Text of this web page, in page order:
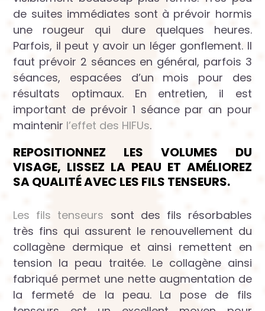
de suites immédiates sont à prévoir hormis
une rougeur qui dure quelques heures.
Parfois, il peut y avoir un léger gonflement. Il
faut prévoir 2 séances en général, parfois 3
séances, espacées d’un mois pour des
résultats optimaux. En entretien, il est
important de prévoir 1 séance par an pour
maintenir l’effet des HIFUs.
REPOSITIONNEZ LES VOLUMES DU
VISAGE, LISSEZ LA PEAU ET AMÉLIOREZ
SA QUALITÉ AVEC LES FILS TENSEURS.
Les fils tenseurs sont des fils résorbables
très fins qui assurent le renouvellement du
collagène dermique et ainsi remettent en
tension la peau traitée. Le collagène ainsi
fabriqué permet une nette augmentation de
la fermeté de la peau. La pose de fils